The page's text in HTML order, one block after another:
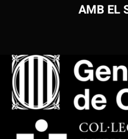
AMB EL